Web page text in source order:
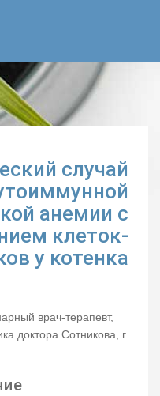
случай
анемии с
клеток-
у котенка
врач-терапевт,
доктора Сотникова, г.